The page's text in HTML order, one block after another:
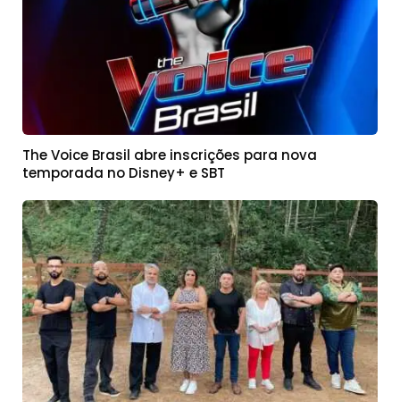
The Voice Brasil abre inscrições para nova
temporada no Disney+ e SBT